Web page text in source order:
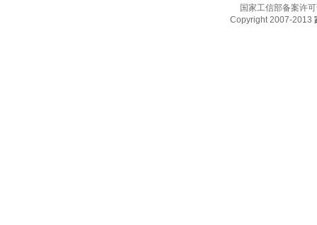
国家工信部备案许
Copyright 2007-2013